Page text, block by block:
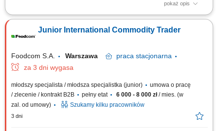
pokaż opis
Zakres zadań: Aktywne budowanie portfela Klientów B2B oraz dostawców
w branżach: pasze, żywność, chemia lub FMCG. Samodzielne
Junior International Commodity Trader
Foodcom S.A. Warszawa praca stacjonarna
za 3 dni wygasa
młodszy specjalista / młodsza specjalistka (junior)
umowa o pracę
/ zlecenie / kontrakt B2B
pełny etat 6 000 - 8 000 zł/ mies. (w
zal. od umowy)
Szukamy kilku pracowników
3 dni